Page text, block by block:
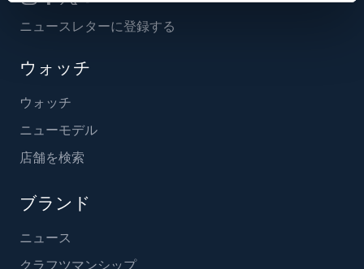
ニュースレターに登録する
ウォッチ
ウォッチ
ニューモデル
店舗を検索
ブランド
ニュース
クラフツマンシップ